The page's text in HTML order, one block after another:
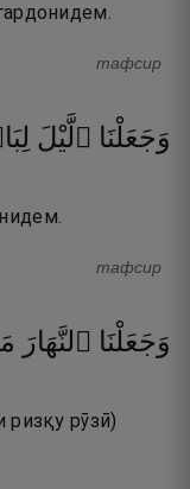
тафсир
وَجَعَلْنَا ٱلَّيْلَ
тафсир
وَجَعَلْنَا ٱلنَّهَارَ
ризқу рӯзӣ)